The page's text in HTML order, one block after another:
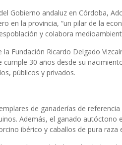
Gobierno andaluz en Córdoba,
en la provincia, “un pilar de la
y colabora
Fundación Ricardo Delgado
cumple 30 años desde su
públicos y privados.
de ganaderías de
Además, el ganado
ibérico y caballos de pura raza